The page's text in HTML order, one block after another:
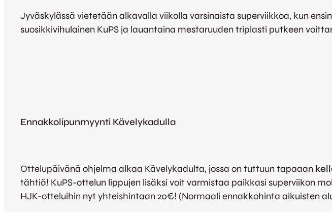
Jyväskylässä vietetään alkavalla viikolla varsinaista superviikkoa, kun
suosikkivihulainen KuPS ja lauantaina mestaruuden triplasti putkeen
Ennakkolipunmyynti Kävelykadulla
Ottelupäivänä ohjelma alkaa Kävelykadulta, jossa on tuttuun tapaaan
tähtiä! KuPS-ottelun lippujen lisäksi voit varmistaa paikkasi superviikon
HJK-otteluihin nyt yhteishintaan 20€! (Normaali ennakkohinta aikuisten